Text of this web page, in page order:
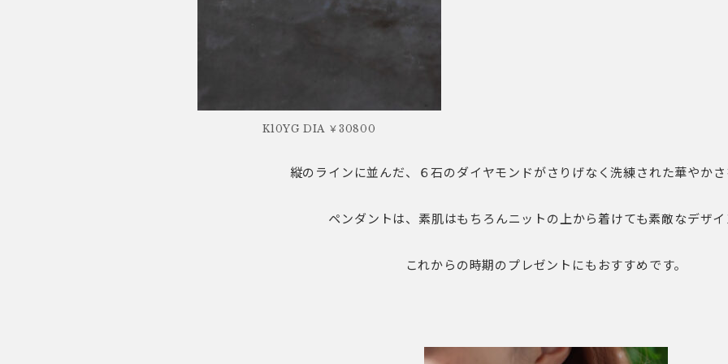
K10YG DIA ￥30800
縦のラインに並んだ、６石のダイヤモンドがさりげなく洗練された華やかさ
ペンダントは、素肌はもちろんニットの上から着けても素敵なデザイ
これからの時期のプレゼントにもおすすめです。